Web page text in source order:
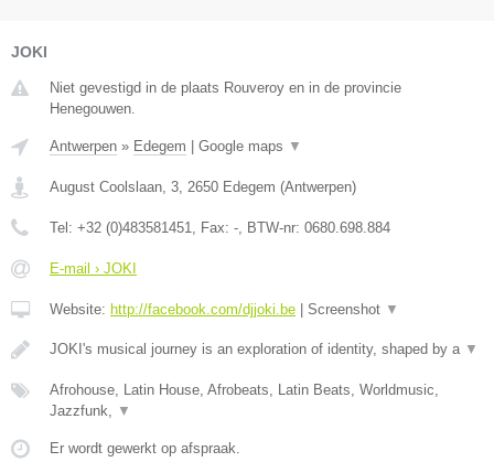
JOKI
Niet gevestigd in de plaats Rouveroy en in de provincie
Henegouwen.
Antwerpen » Edegem | Google maps ▼
August Coolslaan, 3 2650 Edegem (Antwerpen)
Tel: +32 (0)483581451 , Fax: - , BTW-nr: 0680.698.884
E-mail › JOKI
Website: http://facebook.com/djjoki.be | Screenshot ▼
JOKI's musical journey is an exploration of identity, shaped by a ▼
Afrohouse, Latin House, Afrobeats, Latin Beats, Worldmusic,
Jazzfunk,
▼
Er wordt gewerkt op afspraak.